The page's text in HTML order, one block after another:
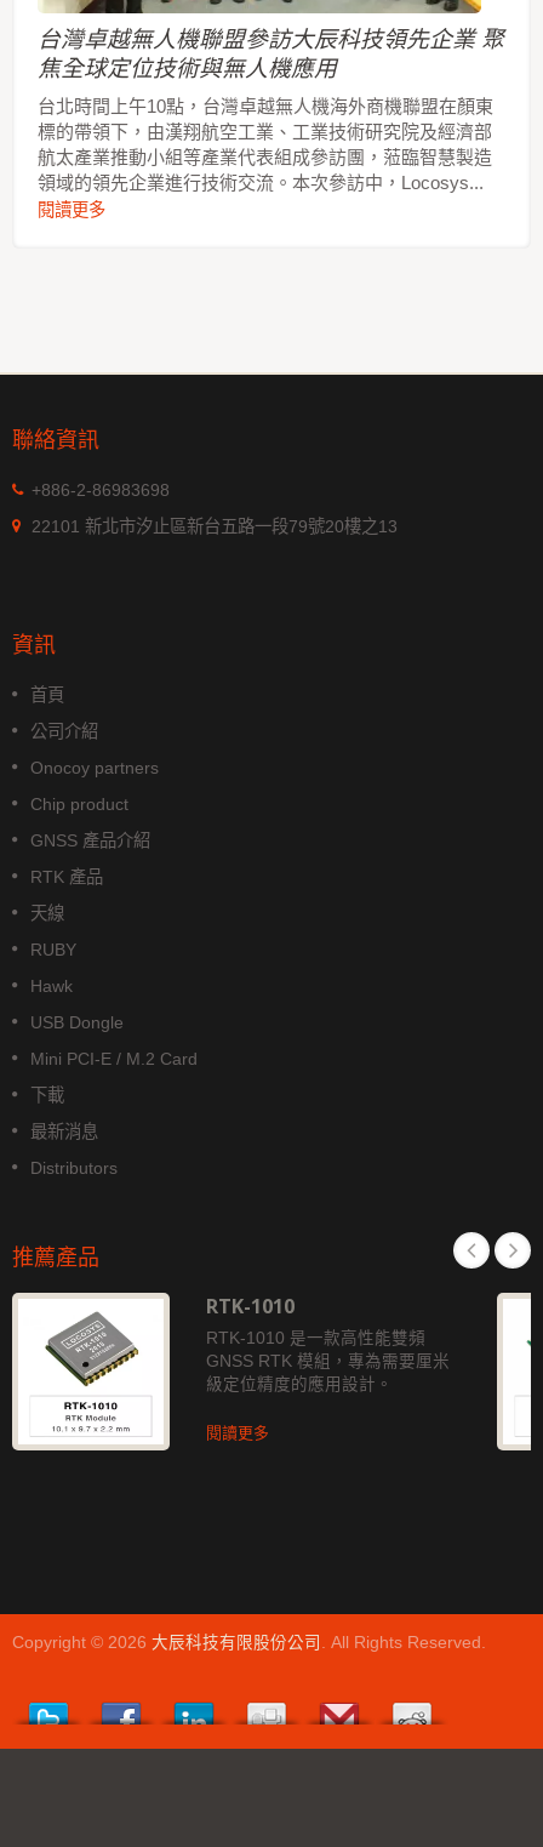
台灣卓越無人機聯盟參訪大辰科技領先企業 聚
焦全球定位技術與無人機應用
台北時間上午10點，台灣卓越無人機海外商機聯盟在顏東
標的帶領下，由漢翔航空工業、工業技術研究院及經濟部
航太產業推動小組等產業代表組成參訪團，蒞臨智慧製造
領域的領先企業進行技術交流。本次參訪中，Locosys...
閱讀更多
聯絡資訊
+886-2-86983698
22101 新北市汐止區新台五路一段79號20樓之13
資訊
首頁
公司介紹
Onocoy partners
Chip product
GNSS 產品介紹
RTK 產品
天線
RUBY
Hawk
USB Dongle
Mini PCI-E / M.2 Card
下載
最新消息
Distributors
推薦產品
RTK-1010
RTK-1010 是一款高性能雙頻
GNSS RTK 模組，專為需要厘米
級定位精度的應用設計。
閱讀更多
Copyright © 2026 大辰科技有限股份公司 . All Rights Reserved.